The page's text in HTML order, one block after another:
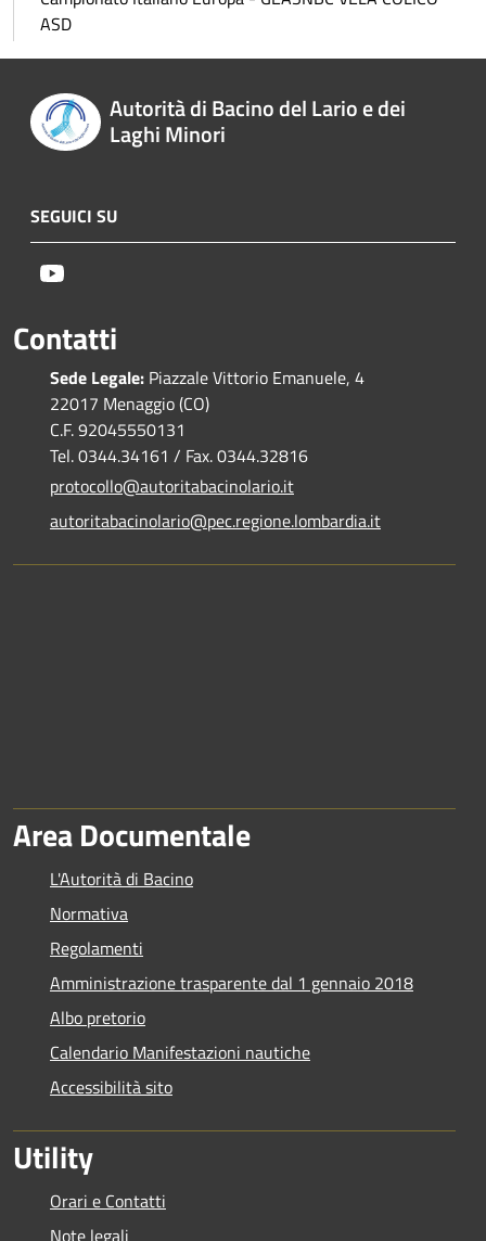
ASD
Autorità di Bacino del Lario e dei
Laghi Minori
SEGUICI SU
Contatti
Sede Legale: Piazzale Vittorio Emanuele, 4
22017 Menaggio (CO)
C.F. 92045550131
Tel. 0344.34161 / Fax. 0344.32816
protocollo@autoritabacinolario.it
autoritabacinolario@pec.regione.lombardia.it
Area Documentale
L'Autorità di Bacino
Normativa
Regolamenti
Amministrazione trasparente dal 1 gennaio 2018
Albo pretorio
Calendario Manifestazioni nautiche
Accessibilità sito
Utility
Orari e Contatti